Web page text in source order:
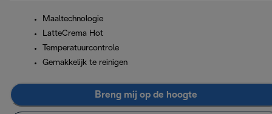
Maaltechnologie
LatteCrema Hot
Temperatuurcontrole
Gemakkelijk te reinigen
Breng mij op de hoogte